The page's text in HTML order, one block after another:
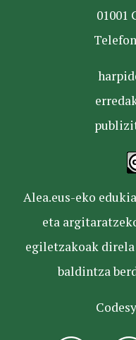
01001
Alea.eus-eko
eta
egiletzakoak
baldintza